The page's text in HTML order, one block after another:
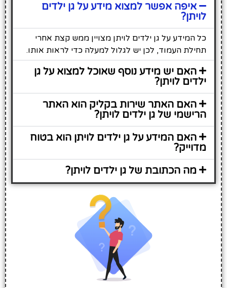
איפה אפשר למצוא מידע על גן ילדים
לויתן?
כל המידע על גן ילדים לויתן מצויין ממש קצת אחרי
תחילת העמוד, לכן יש לגלול למעלה כדי לראות אותו.
האם יש מידע נוסף שאוכל למצוא על גן
ילדים לויתן?
האם האתר שירות בקליק הוא האתר
הרישמי של גן ילדים לויתן?
האם המידע על גן ילדים לויתן הוא בטוח
מדוייק?
מה הכתובת של גן ילדים לויתן?